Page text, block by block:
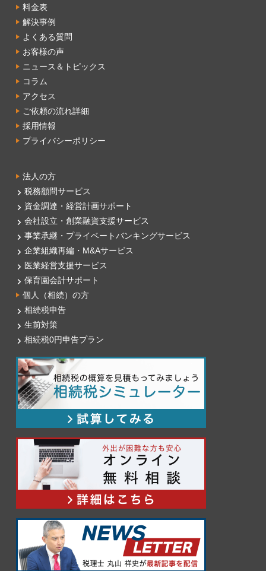
料金表
解決事例
よくある質問
お客様の声
ニュース＆トピックス
コラム
アクセス
ご依頼の流れ詳細
採用情報
プライバシーポリシー
法人の方
税務顧問サービス
資金調達・経営計画サポート
会社設立・創業融資支援サービス
事業承継・プライベートバンキングサービス
企業組織再編・M&Aサービス
医業経営支援サービス
保育園会計サポート
個人（相続）の方
相続税申告
生前対策
相続税0円申告プラン